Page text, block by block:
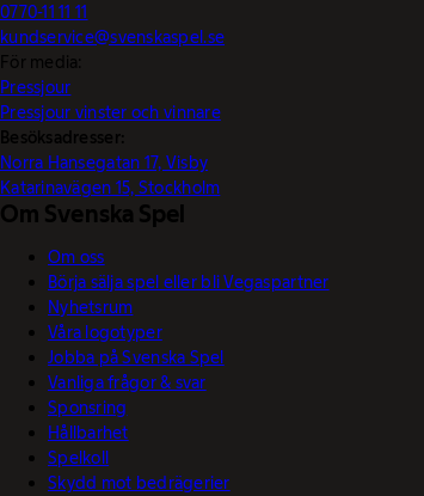
0770-11 11 11
kundservice@svenskaspel.se
För media:
Pressjour
Pressjour vinster och vinnare
Besöksadresser:
Norra Hansegatan 17, Visby
Katarinavägen 15, Stockholm
Om Svenska Spel
Om oss
Börja sälja spel eller bli Vegaspartner
Nyhetsrum
Våra logotyper
Jobba på Svenska Spel
Vanliga frågor & svar
Sponsring
Hållbarhet
Spelkoll
Skydd mot bedrägerier